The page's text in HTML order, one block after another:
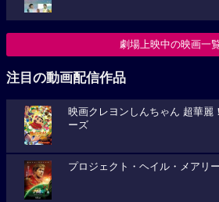
劇場上映中の映画一
注目の動画配信作品
映画クレヨンしんちゃん 超華麗
ーズ
プロジェクト・ヘイル・メアリー